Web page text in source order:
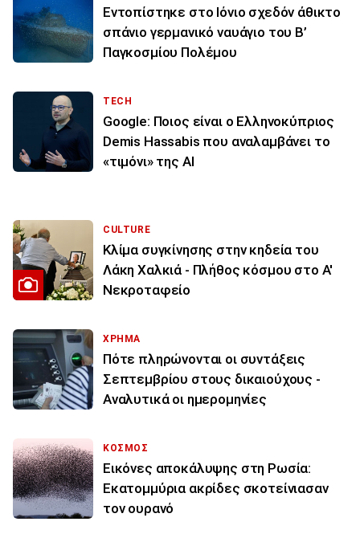
Εντοπίστηκε στο Ιόνιο σχεδόν άθικτο
σπάνιο γερμανικό ναυάγιο του Β’
Παγκοσμίου Πολέμου
TECH
Google: Ποιος είναι ο Ελληνοκύπριος
Demis Hassabis που αναλαμβάνει το
«τιμόνι» της ΑΙ
CULTURE
Κλίμα συγκίνησης στην κηδεία του
Λάκη Χαλκιά - Πλήθος κόσμου στο Α'
Νεκροταφείο
ΧΡΗΜΑ
Πότε πληρώνονται οι συντάξεις
Σεπτεμβρίου στους δικαιούχους -
Αναλυτικά οι ημερομηνίες
ΚΟΣΜΟΣ
Εικόνες αποκάλυψης στη Ρωσία:
Εκατομμύρια ακρίδες σκοτείνιασαν
τον ουρανό